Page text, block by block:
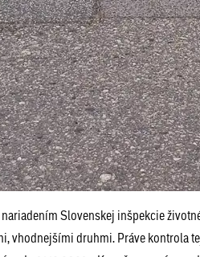
Slovenskej inšpekcie
vhodnejšími druhmi. Práve kontrola